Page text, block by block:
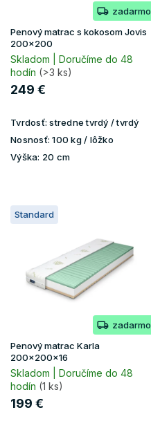
u
k
t
o
v
zadarmo
Penový matrac s kokosom Jovis
200x200
Skladom | Doručíme do 48
hodín (>3 ks)
249 €
Tvrdosť: stredne tvrdý / tvrdý
Nosnosť: 100 kg / lôžko
Výška: 20 cm
Standard
zadarmo
Penový matrac Karla
200x200x16
Skladom | Doručíme do 48
hodín (1 ks)
199 €